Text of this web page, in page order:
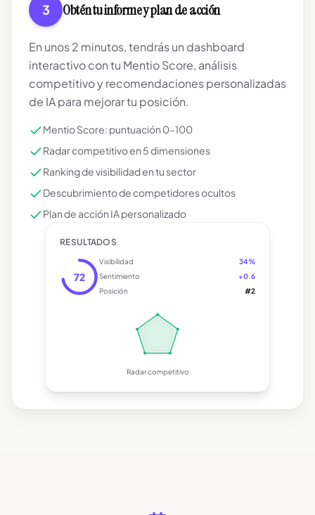
3 Obtén tu informe y plan de acción
En unos 2 minutos, tendrás un dashboard
interactivo con tu Mentio Score, análisis
competitivo y recomendaciones personalizadas
de IA para mejorar tu posición.
Mentio Score: puntuación 0–100
Radar competitivo en 5 dimensiones
Ranking de visibilidad en tu sector
Descubrimiento de competidores ocultos
Plan de acción IA personalizado
RESULTADOS
72
Visibilidad
34%
Sentimiento
+0.6
Posición
#2
Radar competitivo